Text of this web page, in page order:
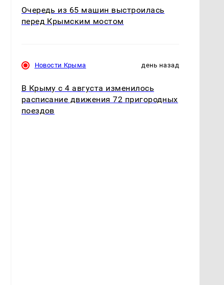
Очередь из 65 машин выстроилась
перед Крымским мостом
Новости Крыма день назад
В Крыму с 4 августа изменилось
расписание движения 72 пригородных
поездов